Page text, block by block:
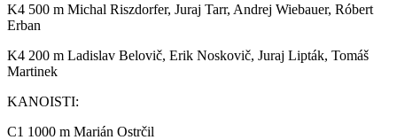
K4 500 m Michal Riszdorfer, Juraj Tarr, Andrej Wiebauer, Róbert
Erban
K4 200 m Ladislav Belovič, Erik Noskovič, Juraj Lipták, Tomáš
Martinek
KANOISTI:
C1 1000 m Marián Ostrčil